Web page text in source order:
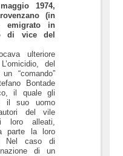
1974,
(in
emigrato in
di vice del
ulteriore
del
“comando”
Bontade
il quale gli
il suo uomo
del vile
loro alleati,
parte la loro
Nel caso di
di un